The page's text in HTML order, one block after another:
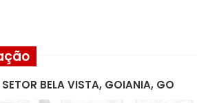
BELA VISTA, GOIANIA, GO